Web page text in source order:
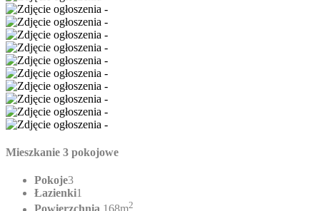
Mieszkanie 3 pokojowe
Pokoje3
Łazienki1
2